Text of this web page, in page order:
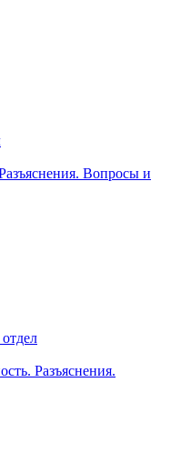
Вопросы и
Разъяснения.